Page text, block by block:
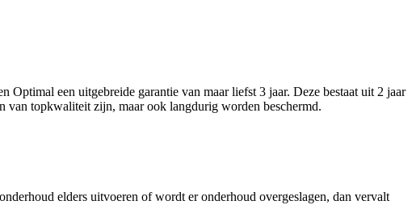
Optimal een uitgebreide garantie van maar liefst 3 jaar. Deze bestaat uit 2 jaar
van topkwaliteit zijn, maar ook langdurig worden beschermd.
elders uitvoeren of wordt er onderhoud overgeslagen, dan vervalt